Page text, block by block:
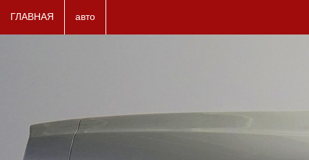
ГЛАВНАЯ авто